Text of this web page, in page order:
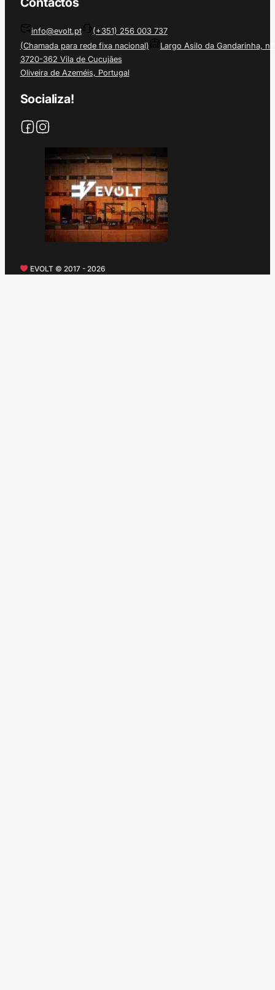
info@evolt.pt
(+351) 256 003 737
(Chamada para rede fixa nacional)
Largo Asilo da Gandarinha, nº
3720-362 Vila de Cucujães
Oliveira de Azeméis, Portugal
Socializa!
EVOLT © 2017 - 2026